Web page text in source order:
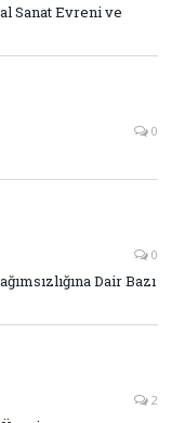
Sanat Evreni ve
0
0
Dair Bazı
2